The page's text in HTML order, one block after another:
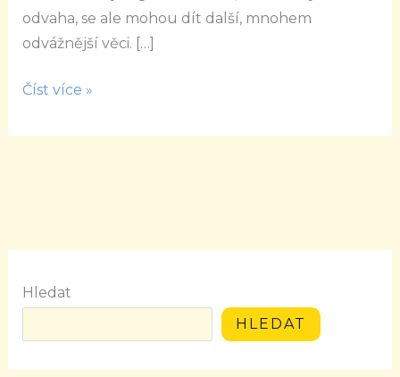
odvaha, se ale mohou dít další, mnohem
odvážnější věci. […]
webových
prezentací
Číst více »
Hledat
HLEDAT